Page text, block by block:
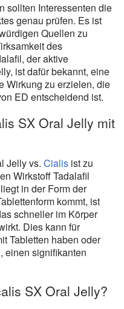
sollten Interessenten die
genau prüfen. Es ist
Quellen zu
des
der aktive
ist dafür bekannt, eine
Wirkung zu erzielen, die
ED entscheidend ist.
SX Oral Jelly mit
Jelly vs. Cialis ist zu
Wirkstoff Tadalafil
in der Form der
kommt, ist
schneller im Körper
Dies kann für
Tabletten haben oder
einen signifikanten
SX Oral Jelly?